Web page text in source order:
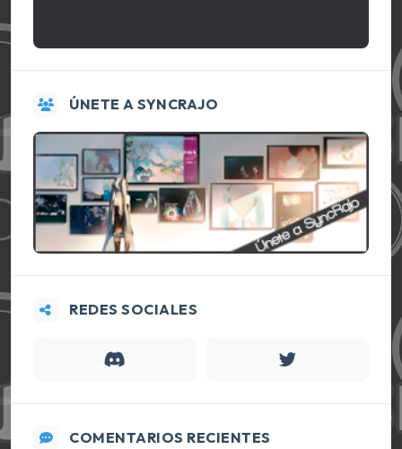
ÚNETE A SYNCRAJO
REDES SOCIALES
COMENTARIOS RECIENTES